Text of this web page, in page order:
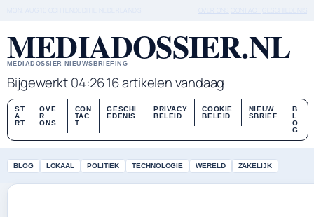
MEDIADOSSIER.NL
MEDIADOSSIER NIEUWSBRIEFING
Bijgewerkt 04:2616 artikelen vandaag
ST
A
RT
OVE
R
ONS
CON
TAC
T
GESCHI
EDENIS
PRIVACY
BELEID
COOKIE
BELEID
NIEUW
SBRIEF
B
L
O
G
BLOG LOKAAL POLITIEK TECHNOLOGIE WERELD ZAKELIJK